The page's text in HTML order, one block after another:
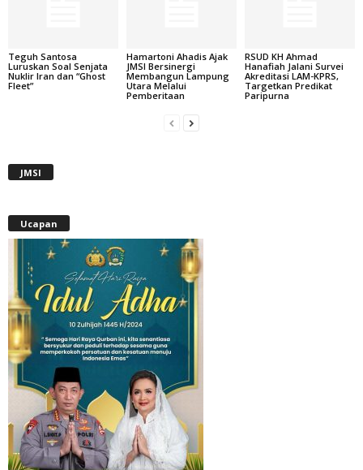
Teguh Santosa
Luruskan Soal Senjata
Nuklir Iran dan “Ghost
Fleet”
Hamartoni Ahadis Ajak
JMSI Bersinergi
Membangun Lampung
Utara Melalui
Pemberitaan
RSUD KH Ahmad
Hanafiah Jalani Survei
Akreditasi LAM-KPRS,
Targetkan Predikat
Paripurna
JMSI
Ucapan